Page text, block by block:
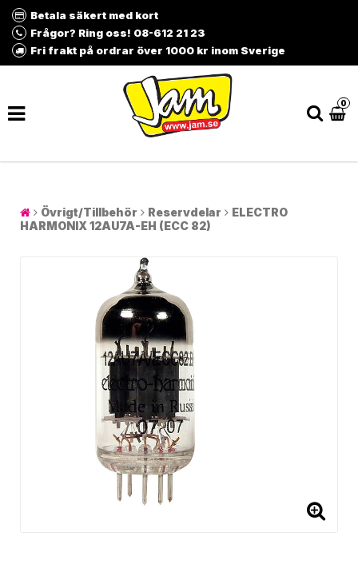
Betala säkert med kort
Frågor? Ring oss! 08-612 21 23
Fri frakt på ordrar över 1000 kr inom Sverige
0
Övrigt/Tillbehör Reservdelar
ELECTRO
HARMONIX 12AU7A-EH (ECC 82)